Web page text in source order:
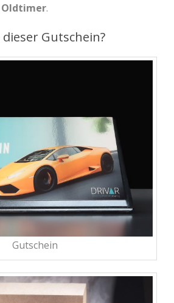
Oldtimer.
Gutschein?
Gutschein